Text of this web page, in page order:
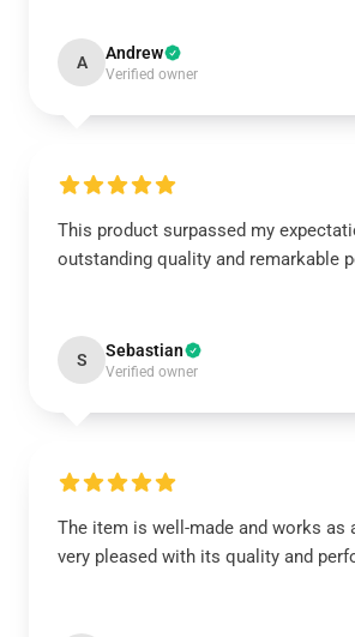
A Andrew
Verified owner
This product surpassed my
outstanding quality and remarkable
S Sebastian
Verified owner
The item is well-made and works as
very pleased with its quality and